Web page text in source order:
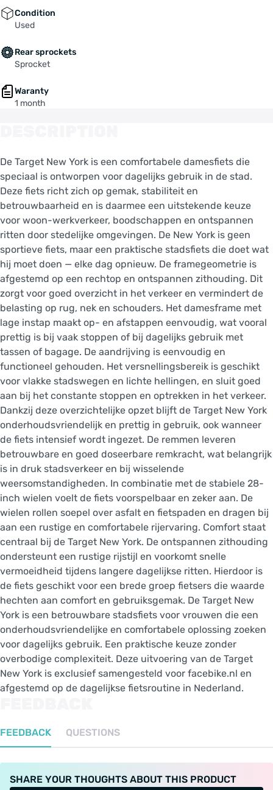
Condition
Used
Rear sprockets
Sprocket
Waranty
1 month
De Target New York is een comfortabele damesfiets die
speciaal is ontworpen voor dagelijks gebruik in de stad.
Deze fiets richt zich op gemak, stabiliteit en
betrouwbaarheid en is daarmee een uitstekende keuze
voor woon-werkverkeer, boodschappen en ontspannen
ritten door stedelijke omgevingen. De New York is geen
sportieve fiets, maar een praktische stadsfiets die doet wat
hij moet doen — elke dag opnieuw. De framegeometrie is
afgestemd op een rechtop en ontspannen zithouding. Dit
zorgt voor goed overzicht in het verkeer en vermindert de
belasting op rug, nek en schouders. Het damesframe met
lage instap maakt op- en afstappen eenvoudig, wat vooral
prettig is bij vaak stoppen of bij dagelijks gebruik met
tassen of bagage. De aandrijving is eenvoudig en
functioneel gehouden. Het versnellingsbereik is geschikt
voor vlakke stadswegen en lichte hellingen, en sluit goed
aan bij het constante stoppen en optrekken in het verkeer.
Dankzij deze overzichtelijke opzet blijft de Target New York
onderhoudsvriendelijk en prettig in gebruik, ook wanneer
de fiets intensief wordt ingezet. De remmen leveren
betrouwbare en goed doseerbare remkracht, wat belangrijk
is in druk stadsverkeer en bij wisselende
weersomstandigheden. In combinatie met de stabiele 28-
inch wielen voelt de fiets voorspelbaar en zeker aan. De
wielen rollen soepel over asfalt en fietspaden en dragen bij
aan een rustige en comfortabele rijervaring. Comfort staat
centraal bij de Target New York. De ontspannen zithouding
ondersteunt een rustige rijstijl en voorkomt snelle
vermoeidheid tijdens langere dagelijkse ritten. Hierdoor is
de fiets geschikt voor een brede groep fietsers die waarde
hechten aan comfort en gebruiksgemak. De Target New
York is een betrouwbare stadsfiets voor vrouwen die een
onderhoudsvriendelijke en comfortabele oplossing zoeken
voor dagelijks gebruik. Een praktische keuze zonder
overbodige complexiteit. Deze uitvoering van de Target
New York is exclusief samengesteld voor facebike.nl en
afgestemd op de dagelijkse fietsroutine in Nederland.
FEEDBACK QUESTIONS
SHARE YOUR THOUGHTS ABOUT THIS PRODUCT